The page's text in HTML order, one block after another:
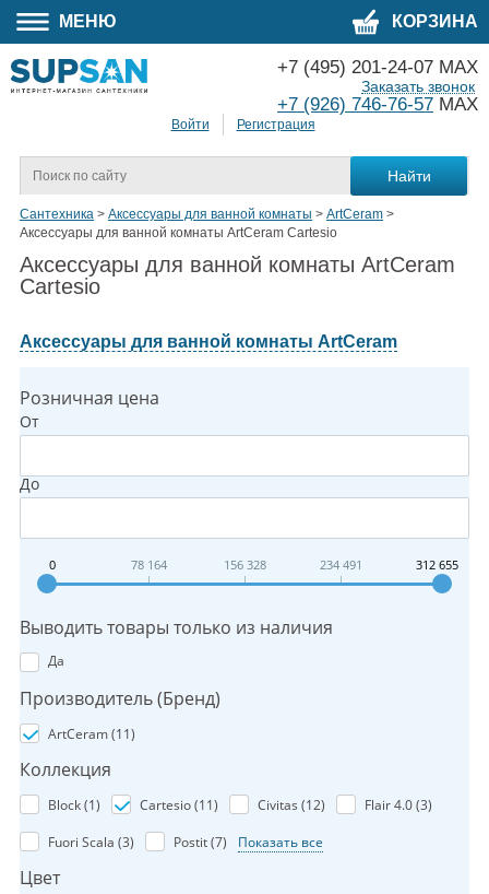
МЕНЮ КОРЗИНА
Войти Регистрация
+7 (495) 201-24-07 MAX
+7 (926) 746-76-57 MAX
Заказать звонок
Сантехника > Аксессуары для ванной комнаты > ArtCeram >
Аксессуары для ванной комнаты ArtCeram Cartesio
Аксессуары для ванной комнаты ArtCeram
Cartesio
Аксессуары для ванной комнаты ArtCeram
Розничная цена
От
До
0 78 164 156 328 234 491 312 655
Выводить товары только из наличия
Да
Производитель (Бренд)
ArtCeram (11)
Коллекция
Block (1) Cartesio (11) Civitas (12) Flair 4.0 (3)
Fuori Scala (3) Postit (7) Показать все
Цвет